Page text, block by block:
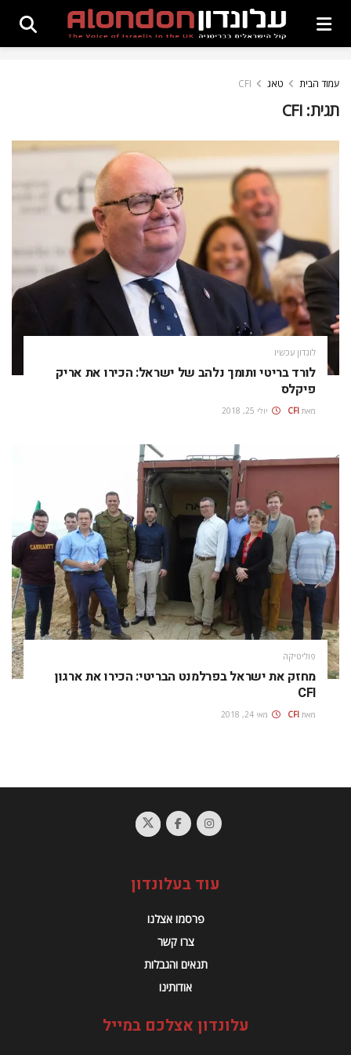
עמוד הבית טאג CFI
תגית: CFI
לונדון עכשיו
לורד בריטי ותומך נלהב של ישראל: הכירו את אריק
פיקלס
מאת CFI יולי 25, 2018
פוליטיקה
מחזק את ישראל בפרלמנט הבריטי: הכירו את ארגון
CFI
מאת CFI מאי 24, 2018
עוד בעלונדון
פרסמו אצלנו
צרו קשר
תנאים והגבלות
אודותינו
עלונדון אצלכם במייל